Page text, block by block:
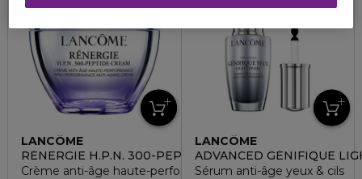
LANCÔME
RÉNERGIE H.P.N. 300-PEPTIDE
Crème anti-âge haute-performance - rechargeable
LANCÔME
ADVANCED GÉNIFIQUE
Sérum anti-âge yeux & cils